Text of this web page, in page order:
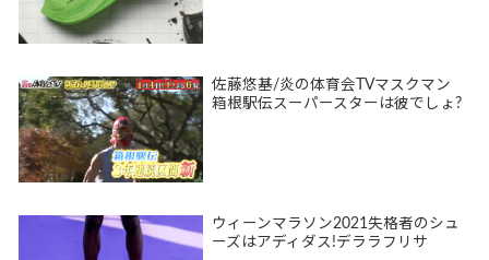
佐藤悠基/炎の体育会TVマスクマン
箱根駅伝スーパースターは彼でしょ?
ウィーンマラソン2021失格者のシュ
ーズはアディダス!デララフリサ